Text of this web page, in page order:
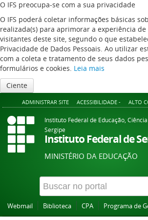
O IFS preocupa-se com a sua privacidade
O IFS poderá coletar informações básicas
realizada(s) para aprimorar a experiência de
visitantes deste site, segundo o que
Privacidade de Dados Pessoais. Ao utilizar
com a coleta e tratamento de seus dados
formulários e cookies. Leia mais
Ciente
ADMINISTRAR SITE ACESSIBILIDADE - ALTO
Instituto Federal de Educação,
Sergipe
Instituto Federal de
MINISTÉRIO DA EDUCAÇÃO
Webmail Biblioteca CPA Programa de